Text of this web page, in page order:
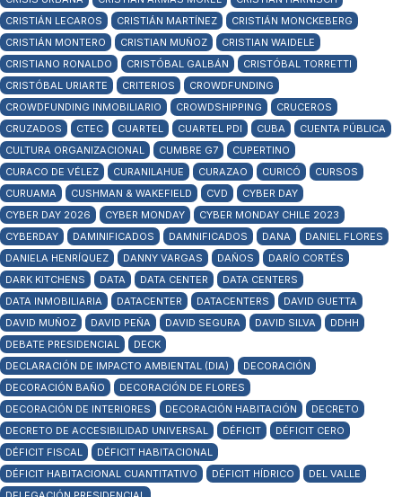
CRISTIÁN LECAROS
CRISTIÁN MARTÍNEZ
CRISTIÁN MONCKEBERG
CRISTIÁN MONTERO
CRISTIAN MUÑOZ
CRISTIAN WAIDELE
CRISTIANO RONALDO
CRISTÓBAL GALBÁN
CRISTÓBAL TORRETTI
CRISTÓBAL URIARTE
CRITERIOS
CROWDFUNDING
CROWDFUNDING INMOBILIARIO
CROWDSHIPPING
CRUCEROS
CRUZADOS
CTEC CUARTEL CUARTEL PDI CUBA
CUENTA PÚBLICA
CULTURA ORGANIZACIONAL
CUMBRE G7
CUPERTINO
CURACO DE VÉLEZ
CURANILAHUE CURAZAO CURICÓ
CURSOS
CURUAMA
CUSHMAN & WAKEFIELD CVD
CYBER DAY
CYBER DAY 2026
CYBER MONDAY
CYBER MONDAY CHILE 2023
CYBERDAY
DAMINIFICADOS DAMNIFICADOS DANA
DANIEL FLORES
DANIELA HENRÍQUEZ
DANNY VARGAS DAÑOS
DARÍO CORTÉS
DARK KITCHENS
DATA DATA CENTER
DATA CENTERS
DATA INMOBILIARIA
DATACENTER DATACENTERS
DAVID GUETTA
DAVID MUÑOZ
DAVID PEÑA DAVID SEGURA DAVID SILVA
DDHH
DEBATE PRESIDENCIAL
DECK
DECLARACIÓN DE IMPACTO AMBIENTAL (DIA)
DECORACIÓN
DECORACIÓN BAÑO
DECORACIÓN DE FLORES
DECORACIÓN DE INTERIORES
DECORACIÓN HABITACIÓN
DECRETO
DECRETO DE ACCESIBILIDAD UNIVERSAL
DÉFICIT
DÉFICIT CERO
DÉFICIT FISCAL
DÉFICIT HABITACIONAL
DÉFICIT HABITACIONAL CUANTITATIVO
DÉFICIT HÍDRICO
DEL VALLE